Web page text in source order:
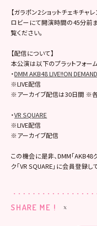
【ガラポン2ショットチェキチャ
ロビーにて開演時間の45分前
覧ください。
【配信について】
本公演は以下のプラットフォー
・DMM AKB48 LIVE!!ON DEMAND
※LIVE配信
※アーカイブ配信は30日間 ※
・VR SQUARE
※LIVE配信
※アーカイブ配信
この機会に是非、DMM「AKB48
ク「VR SQUARE」に会員登録
SHARE ME !